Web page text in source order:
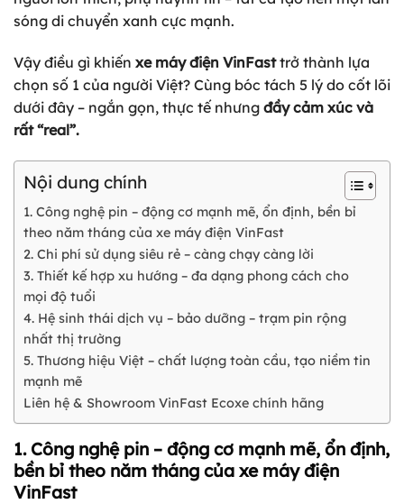
sóng di chuyển xanh cực mạnh.
Vậy điều gì khiến xe máy điện VinFasttrở thành lựa
chọn số 1 của người Việt? Cùng bóc tách 5 lý do cốt lõi
dưới đây – ngắn gọn, thực tế nhưng đầy cảm xúc và
rất “real”.
Nội dung chính
1. Công nghệ pin – động cơ mạnh mẽ, ổn định, bền bỉ
theo năm tháng của xe máy điện VinFast
2. Chi phí sử dụng siêu rẻ – càng chạy càng lời
3. Thiết kế hợp xu hướng – đa dạng phong cách cho
mọi độ tuổi
4. Hệ sinh thái dịch vụ – bảo dưỡng – trạm pin rộng
nhất thị trường
5. Thương hiệu Việt – chất lượng toàn cầu, tạo niềm tin
mạnh mẽ
Liên hệ & Showroom VinFast Ecoxe chính hãng
1. Công nghệ pin – động cơ mạnh mẽ, ổn định,
bền bỉ theo năm tháng của xe máy điện
VinFast